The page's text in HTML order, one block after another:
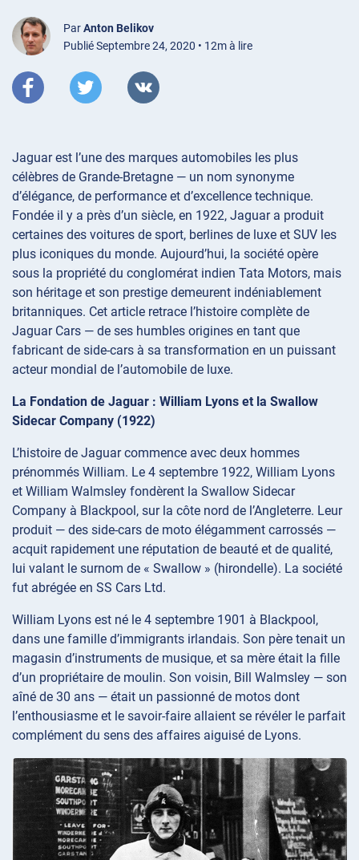
ParAnton Belikov
Publié Septembre 24, 2020 • 12m à lire
Jaguar est l’une des marques automobiles les plus
célèbres de Grande-Bretagne — un nom synonyme
d’élégance, de performance et d’excellence technique.
Fondée il y a près d’un siècle, en 1922, Jaguar a produit
certaines des voitures de sport, berlines de luxe et SUV les
plus iconiques du monde. Aujourd’hui, la société opère
sous la propriété du conglomérat indien Tata Motors, mais
son héritage et son prestige demeurent indéniablement
britanniques. Cet article retrace l’histoire complète de
Jaguar Cars — de ses humbles origines en tant que
fabricant de side-cars à sa transformation en un puissant
acteur mondial de l’automobile de luxe.
La Fondation de Jaguar : William Lyons et la Swallow
Sidecar Company (1922)
L’histoire de Jaguar commence avec deux hommes
prénommés William. Le 4 septembre 1922, William Lyons
et William Walmsley fondèrent la Swallow Sidecar
Company à Blackpool, sur la côte nord de l’Angleterre. Leur
produit — des side-cars de moto élégamment carrossés —
acquit rapidement une réputation de beauté et de qualité,
lui valant le surnom de « Swallow » (hirondelle). La société
fut abrégée en SS Cars Ltd.
William Lyons est né le 4 septembre 1901 à Blackpool,
dans une famille d’immigrants irlandais. Son père tenait un
magasin d’instruments de musique, et sa mère était la fille
d’un propriétaire de moulin. Son voisin, Bill Walmsley — son
aîné de 30 ans — était un passionné de motos dont
l’enthousiasme et le savoir-faire allaient se révéler le parfait
complément du sens des affaires aiguisé de Lyons.